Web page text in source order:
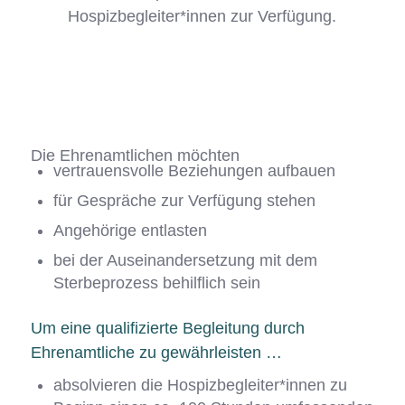
Hospizbegleiter*innen zur Verfügung.
Die Ehrenamtlichen möchten
vertrauensvolle Beziehungen aufbauen
für Gespräche zur Verfügung stehen
Angehörige entlasten
bei der Auseinandersetzung mit dem
Sterbeprozess behilflich sein
Um eine qualifizierte Begleitung durch
Ehrenamtliche zu gewährleisten …
absolvieren die Hospizbegleiter*innen zu